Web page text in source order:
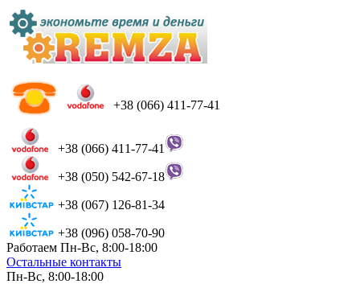
+38 (066) 411-77-41
+38 (066) 411-77-41
+38 (050) 542-67-18
+38 (067) 126-81-34
+38 (096) 058-70-90
Работаем Пн-Вс, 8:00-18:00
Остальные контакты
Пн-Вс, 8:00-18:00